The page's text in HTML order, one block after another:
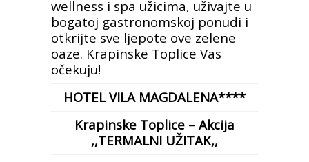
wellness i spa užicima, uživajte u
bogatoj gastronomskoj ponudi i
otkrijte sve ljepote ove zelene
oaze. Krapinske Toplice Vas
očekuju!
HOTEL VILA MAGDALENA****
Krapinske Toplice – Akcija
,,TERMALNI UŽITAK,,